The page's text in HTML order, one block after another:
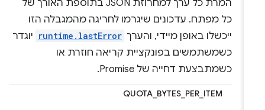
המרת כל ערך למחרוזת JSON בתוספת האורך של
כל מפתח. עדכונים שיגרמו לחריגה מהמגבלה הזו
ייכשלו באופן מיידי, והערך runtime.lastError יוגדר
כשמשתמשים בפונקציית קריאה חוזרת או
כשמתבצעת דחייה של Promise.
QUOTA_BYTES_PER_ITEM